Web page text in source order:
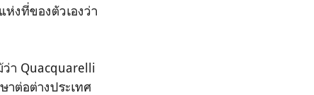
งที่ของตัวเองว่า
า Quacquarelli
าต่อต่างประเทศ